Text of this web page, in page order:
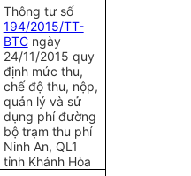
Thông tư số
194/2015/TT-
BTCngày
24/11/2015 quy
định mức thu,
chế độ thu, nộp,
quản lý và sử
dụng phí đường
bộ trạm thu phí
Ninh An, QL1
tỉnh Khánh Hòa